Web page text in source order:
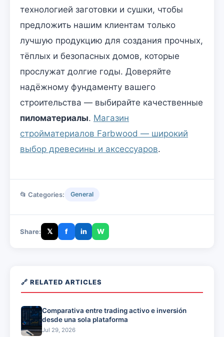
технологией заготовки и сушки, чтобы
предложить нашим клиентам только
лучшую продукцию для создания прочных,
тёплых и безопасных домов, которые
прослужат долгие годы. Доверяйте
надёжному фундаменту вашего
строительства — выбирайте качественные
пиломатериалы. Магазин
стройматериалов Farbwood — широкий
выбор древесины и аксессуаров.
📂 Categories: General
Share: 𝕏 f in W
🔗 RELATED ARTICLES
Comparativa entre trading activo e inversión
desde una sola plataforma
Jul 29, 2026